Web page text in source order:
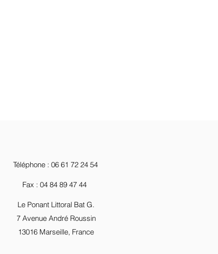
Téléphone : 06 61 72 24 54
Fax : 04 84 89 47 44
Le Ponant Littoral Bat G.
7 Avenue André Roussin
13016 Marseille, France